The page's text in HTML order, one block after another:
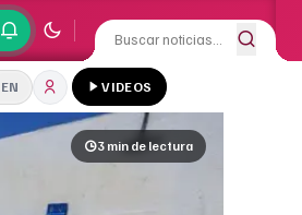
EN VIDEOS
3 min de lectura